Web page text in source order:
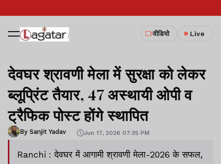
वीडियो Live
देवघर श्रावणी मेला में सुरक्षा को लेकर
ब्लूप्रिंट तैयार, 47 अस्थायी ओपी व
ट्रैफिक पोस्ट होंगे स्थापित
By Sanjit Yadav Jun 17, 2026 07:35 PM
Ranchi : देवघर में आगामी श्रावणी मेला-2026 के सफल,